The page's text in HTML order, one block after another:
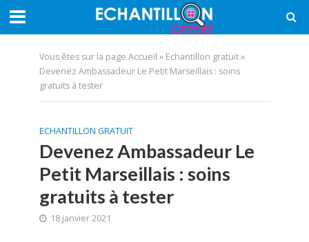
Vous êtes sur la page Accueil » Echantillon gratuit»
Devenez Ambassadeur Le Petit Marseillais : soins
gratuits à tester
ECHANTILLON GRATUIT
Devenez Ambassadeur Le
Petit Marseillais : soins
gratuits à tester
18 janvier 2021